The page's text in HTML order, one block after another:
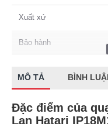
Xuất xứ
Bảo hành
MÔ TẢ BÌNH
Đặc điểm của
Lan Hatari